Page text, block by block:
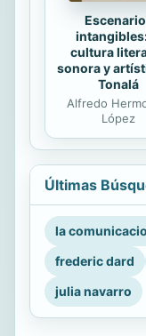
cultura
sonora y
Tonalá
Alfredo
López
Últimas
la
frederic dard
julia navarro